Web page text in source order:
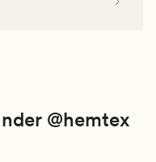
@hemtex